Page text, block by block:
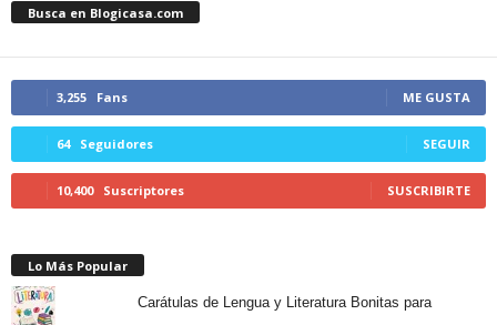
Busca en Blogicasa.com
3,255 Fans ME GUSTA
64 Seguidores SEGUIR
10,400 Suscriptores SUSCRIBIRTE
Lo Más Popular
Carátulas de Lengua y Literatura Bonitas para